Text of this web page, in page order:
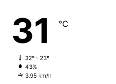
31 ℃
32º - 23º
43%
3.95 km/h